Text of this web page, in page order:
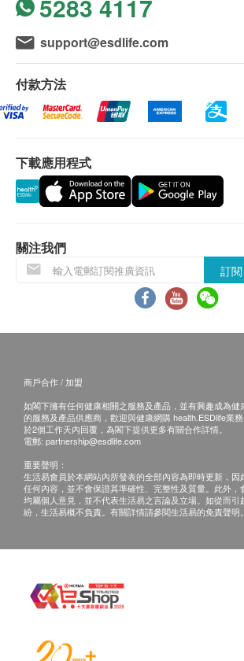
在穿透微生物殺菌實驗證明中發現市
法提供與保樂環保觸媒相同優秀的持
效。 一般日常生活中，普遍大部分的
和真箘造成的，保樂環保觸媒可將近
黴菌等微生物集中在薄膜中的小孔，
除甲醛
空氣中的水和氧化分子與塗層表面接
反應，變成具有強氧化能力的羥基，
抗病毒
保樂環保觸媒的二氧化鈦陶瓷薄膜中
氧化劑，與病毒進行反應後，針對
壞，使病毒無法依附在細胞上，以達
多項專業試驗證明保樂環保觸媒能有
生物。包含70種細菌，159種黴菌及25
5283 4117
support@esdlife.com
付款方法
下載應用程式
關注我們
訂閱
商戶合作 / 加盟
如閣下擁有任何健康相關之服務及產品，並有興趣成為健
的服務及產品供應商，歡迎與健康網購 health.ESDlife業
於2個工作天內回覆，為閣下提供更多有關合作詳情。
電郵: partnership@esdlife.com
重要聲明：
生活易會員於本網站內所發表的全部內容為即時更新，因
任何內容，並不會保證其準確性、完整性及質量。此外，
均屬個人意見，並不代表生活易之言論及立場。如從而引
紛，生活易概不負責。有關詳情請參閱生活易的免責聲明。